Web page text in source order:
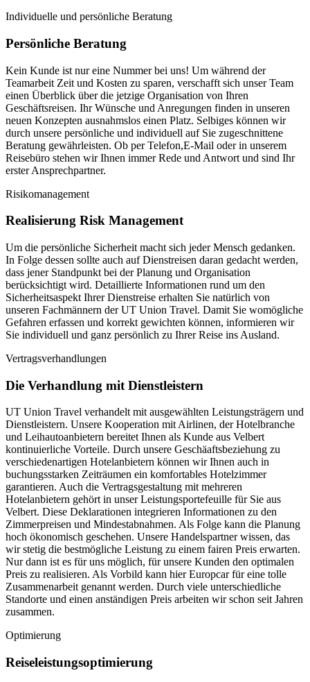
Individuelle und persönliche Beratung
Persönliche Beratung
Kein Kunde ist nur eine Nummer bei uns! Um während der
Teamarbeit Zeit und Kosten zu sparen, verschafft sich unser Team
einen Überblick über die jetzige Organisation von Ihren
Geschäftsreisen. Ihr Wünsche und Anregungen finden in unseren
neuen Konzepten ausnahmslos einen Platz. Selbiges können wir
durch unsere persönliche und individuell auf Sie zugeschnittene
Beratung gewährleisten. Ob per Telefon,E-Mail oder in unserem
Reisebüro stehen wir Ihnen immer Rede und Antwort und sind Ihr
erster Ansprechpartner.
Risikomanagement
Realisierung Risk Management
Um die persönliche Sicherheit macht sich jeder Mensch gedanken.
In Folge dessen sollte auch auf Dienstreisen daran gedacht werden,
dass jener Standpunkt bei der Planung und Organisation
berücksichtigt wird. Detaillierte Informationen rund um den
Sicherheitsaspekt Ihrer Dienstreise erhalten Sie natürlich von
unseren Fachmännern der UT Union Travel. Damit Sie womögliche
Gefahren erfassen und korrekt gewichten können, informieren wir
Sie individuell und ganz persönlich zu Ihrer Reise ins Ausland.
Vertragsverhandlungen
Die Verhandlung mit Dienstleistern
UT Union Travel verhandelt mit ausgewählten Leistungsträgern und
Dienstleistern. Unsere Kooperation mit Airlinen, der Hotelbranche
und Leihautoanbietern bereitet Ihnen als Kunde aus Velbert
kontinuierliche Vorteile. Durch unsere Geschäaftsbeziehung zu
verschiedenartigen Hotelanbietern können wir Ihnen auch in
buchungsstarken Zeiträumen ein komfortables Hotelzimmer
garantieren. Auch die Vertragsgestaltung mit mehreren
Hotelanbietern gehört in unser Leistungsportefeuille für Sie aus
Velbert. Diese Deklarationen integrieren Informationen zu den
Zimmerpreisen und Mindestabnahmen. Als Folge kann die Planung
hoch ökonomisch geschehen. Unsere Handelspartner wissen, das
wir stetig die bestmögliche Leistung zu einem fairen Preis erwarten.
Nur dann ist es für uns möglich, für unsere Kunden den optimalen
Preis zu realisieren. Als Vorbild kann hier Europcar für eine tolle
Zusammenarbeit genannt werden. Durch viele unterschiedliche
Standorte und einen anständigen Preis arbeiten wir schon seit Jahren
zusammen.
Optimierung
Reiseleistungsoptimierung